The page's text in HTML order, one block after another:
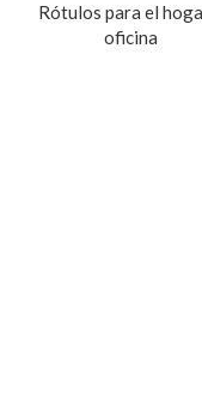
Rótulos para el
oficina